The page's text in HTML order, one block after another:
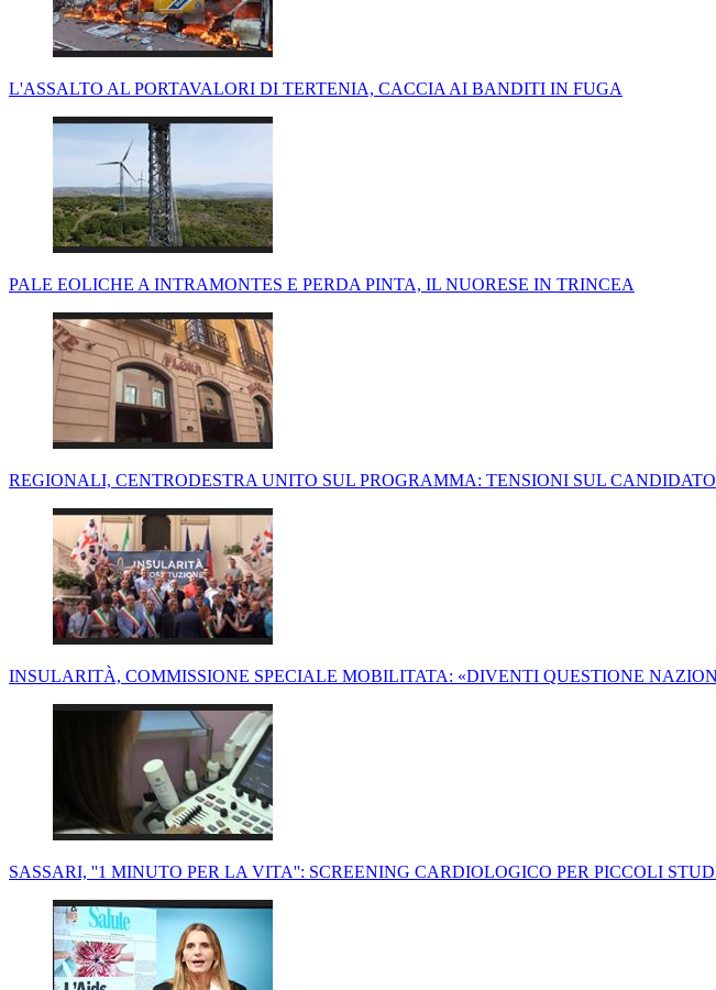
L'ASSALTO AL PORTAVALORI DI TERTENIA, CACCIA AI BANDITI IN FUGA
PALE EOLICHE A INTRAMONTES E PERDA PINTA, IL NUORESE IN TRINCEA
REGIONALI, CENTRODESTRA UNITO SUL PROGRAMMA: TENSIONI SUL CANDIDATO
INSULARITÀ, COMMISSIONE SPECIALE MOBILITATA: «DIVENTI QUESTIONE
SASSARI, ''1 MINUTO PER LA VITA'': SCREENING CARDIOLOGICO PER PICCOLI